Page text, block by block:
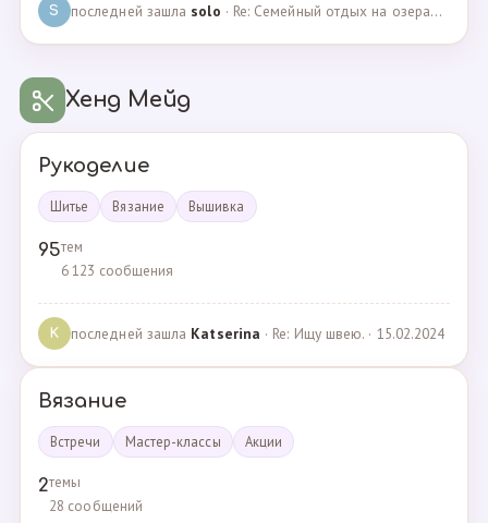
S последней зашла solo · Re: Семейный отдых на озерах Челябинской области. П… · 04.05.2025
Хенд Мейд
Рукоделие
Шитье Вязание Вышивка
95тем
6 123 сообщения
K последней зашла Katserina · Re: Ищу швею. · 15.02.2024
Вязание
Встречи Мастер-классы Акции
2темы
28 сообщений